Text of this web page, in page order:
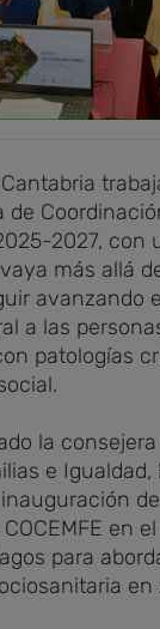
de
2027, con
más allá
avanzando
a las
patologías
la
e Igualdad,
en
para
en